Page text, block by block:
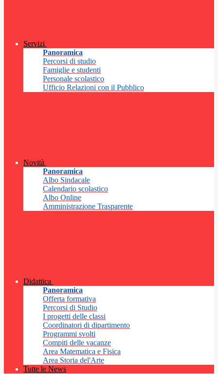
Servizi
Panoramica
Percorsi di studio
Famiglie e studenti
Personale scolastico
Ufficio Relazioni con il Pubblico
Novità
Panoramica
Albo Sindacale
Calendario scolastico
Albo Online
Amministrazione Trasparente
Didattica
Panoramica
Offerta formativa
Percorsi di Studio
I progetti delle classi
Coordinatori di dipartimento
Programmi svolti
Compiti delle vacanze
Area Matematica e Fisica
Area Storia del'Arte
Tutte le News